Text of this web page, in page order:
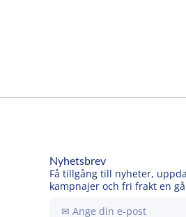
Nyhetsbrev
Få tillgång till nyheter,
kampnajer och fri frakt en